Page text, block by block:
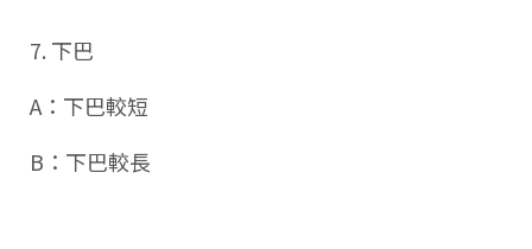
7. 下巴
A：下巴較短
B：下巴較長